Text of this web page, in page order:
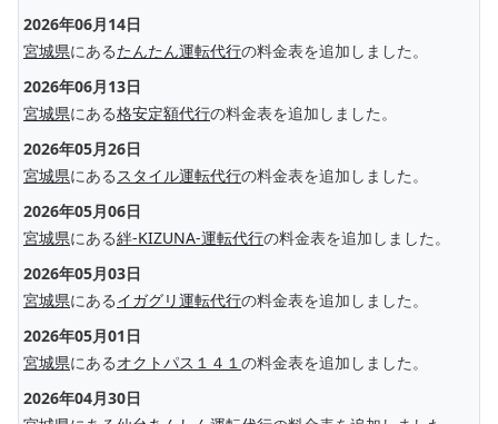
2026年06月14日
宮城県にあるたんたん運転代行の料金表を追加しました。
2026年06月13日
宮城県にある格安定額代行の料金表を追加しました。
2026年05月26日
宮城県にある スタイル運転代行の料金表を追加しました。
2026年05月06日
宮城県にある絆-KIZUNA-運転代行の料金表を追加しました。
2026年05月03日
宮城県にあるイガグリ運転代行の料金表を追加しました。
2026年05月01日
宮城県にあるオクトパス１４１ の料金表を追加しました。
2026年04月30日